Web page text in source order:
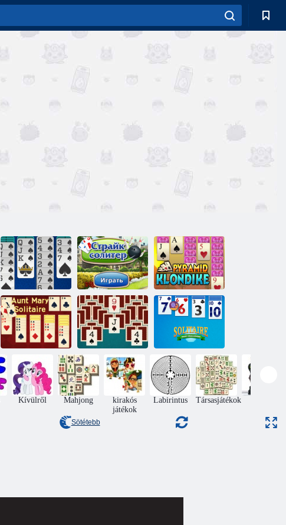
Spiderette
Solitaire
Sztrájkos
pasziánsz
Piramis
Klondike
Mary Solitaire
néni
Match Solitaire
Solitaire Daily
Challenge
Kívülről Mahjong
kirakós
játékok
Labirintus Társasjátékok
Sötétebb